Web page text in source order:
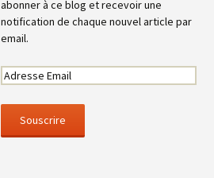
abonner à ce blog et recevoir une
notification de chaque nouvel article par
email.